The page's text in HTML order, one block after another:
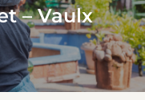
– Vaulx